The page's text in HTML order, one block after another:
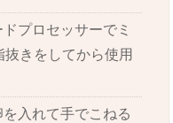
プロセッサーでミ
きをしてから使用
入れて手でこねる